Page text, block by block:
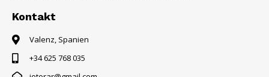
Kontakt
Valenz, Spanien
+34 625 768 035